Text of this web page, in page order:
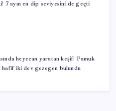
7 ayın en dip seviyesini de geçti
heyecan yaratan keşif: Pamuk
hafif iki dev gezegen bulundu